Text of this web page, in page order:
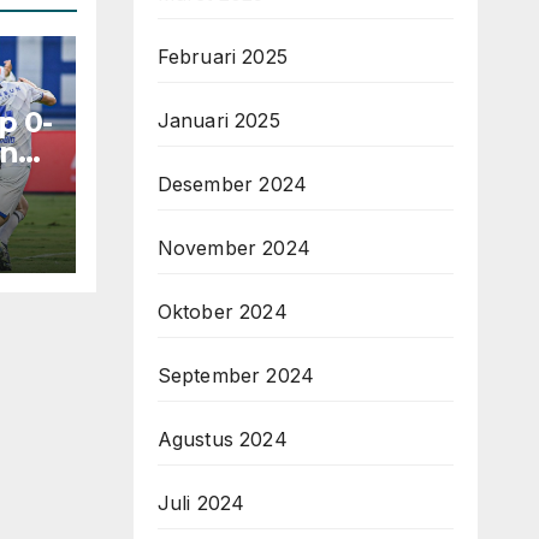
0-
Februari 2025
Januari 2025
Desember 2024
November 2024
Oktober 2024
September 2024
Agustus 2024
Juli 2024